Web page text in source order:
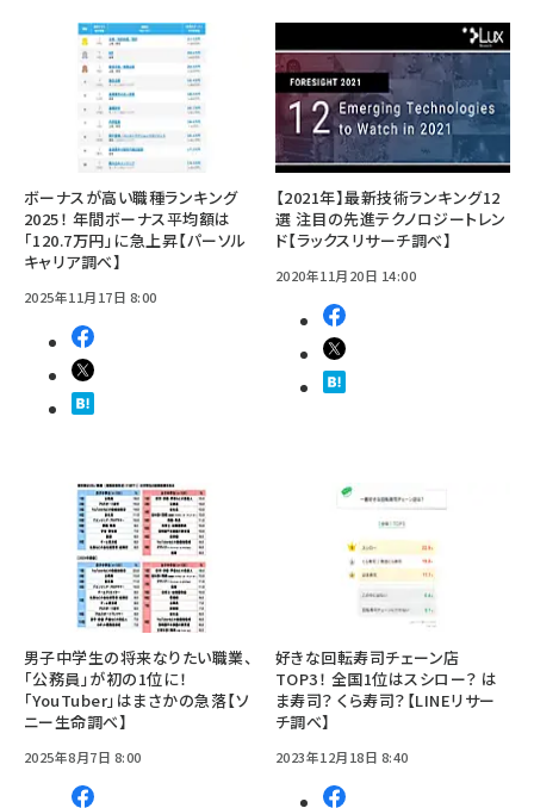
ボーナスが高い職種ランキング
2025！ 年間ボーナス平均額は
「120.7万円」に急上昇【パーソル
キャリア調べ】
2025年11月17日 8:00
【2021年】最新技術ランキング12
選 注目の先進テクノロジートレン
ド【ラックスリサーチ調べ】
2020年11月20日 14:00
男子中学生の将来なりたい職業、
「公務員」が初の1位に！
「YouTuber」はまさかの急落【ソ
ニー生命調べ】
2025年8月7日 8:00
好きな回転寿司チェーン店
TOP3！ 全国1位はスシロー？ は
ま寿司？ くら寿司？【LINEリサー
チ調べ】
2023年12月18日 8:40